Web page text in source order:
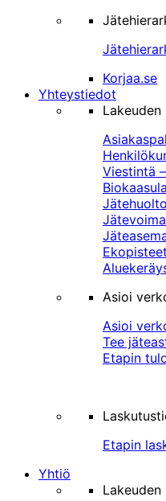
Korjaa.se
Yhteystiedot
Lakeuden
Viestintä
Ekopisteet
Asioi
Asioi
Tee
Etapin
Etapin
Yhtiö